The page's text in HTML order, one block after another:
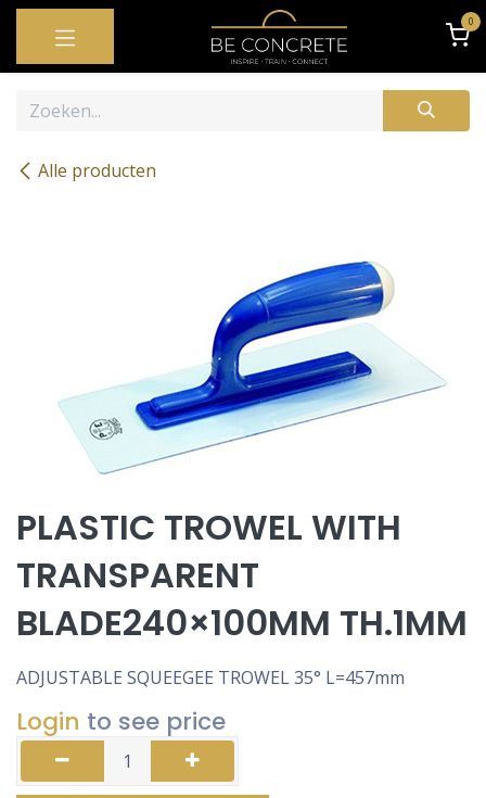
OVERSLAAN NAAR INHOUD 0
Alle producten
PLASTIC TROWEL WITH
TRANSPARENT
BLADE240×100MM TH.1MM
ADJUSTABLE SQUEEGEE TROWEL 35° L=457mm
Login to see price